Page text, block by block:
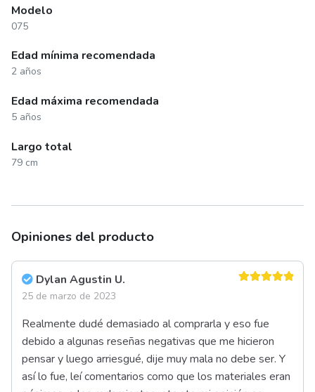
Modelo
075
Edad mínima recomendada
2 años
Edad máxima recomendada
5 años
Largo total
79 cm
Opiniones del producto
Dylan Agustin U.
25 de marzo de 2023
Realmente dudé demasiado al comprarla y eso fue
debido a algunas reseñas negativas que me hicieron
pensar y luego arriesgué, dije muy mala no debe ser. Y
así lo fue, leí comentarios como que los materiales eran